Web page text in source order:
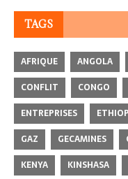
TAGS
AFRIQUE ANGOLA
CONFLIT
CONGO
ENTREPRISES
GAZ
GECAMINES
KENYA
KINSHASA